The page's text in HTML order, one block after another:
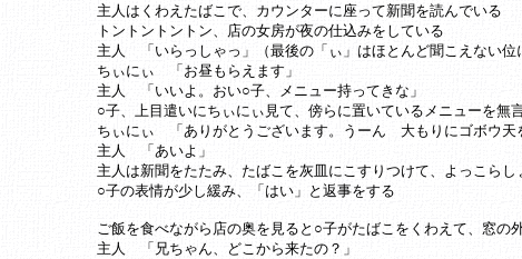
主人はくわえたばこで、カウンターに座って新聞を読んでいる
トントントントン、店の女房が夜の仕込みをしている
主人 「いらっしゃっ」（最後の「ぃ」はほとんど聞こえない位
ちぃにぃ 「お昼もらえます」
主人 「いいよ。おい○子、メニュー持ってきな」
○子、上目遣いにちぃにぃ見て、傍らに置いているメニューを無
ちぃにぃ 「ありがとうございます。うーん 大もりにゴボウ天
主人 「あいよ」
主人は新聞をたたみ、たばこを灰皿にこすりつけて、よっこらし
○子の表情が少し緩み、「はい」と返事をする
ご飯を食べながら店の奥を見ると○子がたばこをくわえて、窓の
主人 「兄ちゃん、どこから来たの？」